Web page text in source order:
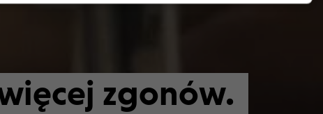
zgonów.